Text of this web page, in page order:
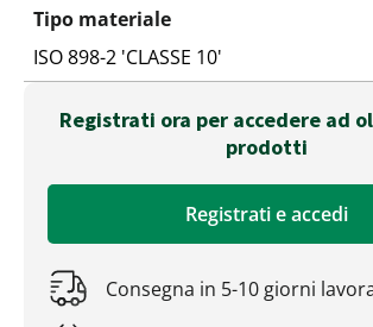
Tipo materiale
ISO 898-2 'CLASSE 10'
Registrati ora per accedere ad
prodotti
Registrati e accedi
Consegna in 5-10 giorni